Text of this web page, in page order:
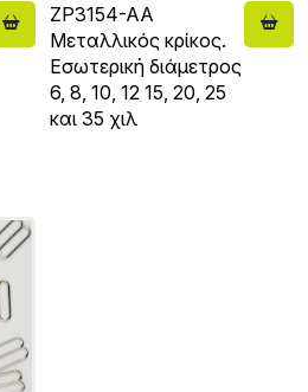
ZP3154-AA
Μεταλλικός κρίκος.
Εσωτερική διάμετρος
6, 8, 10, 12 15, 20, 25
και 35 χιλ